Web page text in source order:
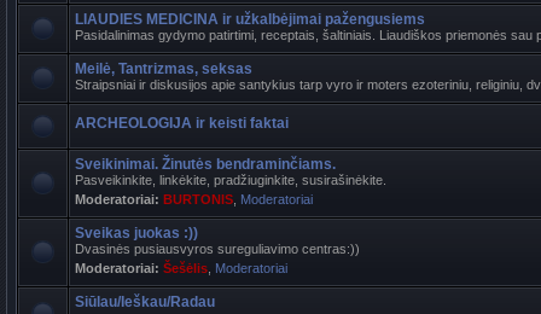
LIAUDIES MEDICINA ir užkalbėjimai pažengusiems
Pasidalinimas gydymo patirtimi, receptais, šaltiniais. Liaudiškos priemonės sau
Meilė, Tantrizmas, seksas
Straipsniai ir diskusijos apie santykius tarp vyro ir moters ezoteriniu, religiniu,
ARCHEOLOGIJA ir keisti faktai
Sveikinimai. Žinutės bendraminčiams.
Pasveikinkite, linkėkite, pradžiuginkite, susirašinėkite.
Moderatoriai: BURTONIS Moderatoriai
Sveikas juokas :))
Dvasinės pusiausvyros sureguliavimo centras:))
Moderatoriai: Šešėlis Moderatoriai
Siūlau/Ieškau/Radau